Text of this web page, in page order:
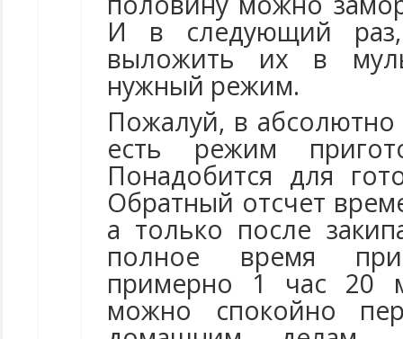
И в следующий раз,
выложить их в
нужный режим.
Пожалуй, в
есть режим
Понадобится для
Обратный отсчет
а только после
полное время
примерно 1 час 20
можно спокойно